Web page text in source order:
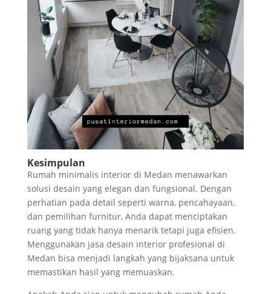
Kesimpulan
Rumah minimalis interior di Medan menawarkan
solusi desain yang elegan dan fungsional. Dengan
perhatian pada detail seperti warna, pencahayaan,
dan pemilihan furnitur, Anda dapat menciptakan
ruang yang tidak hanya menarik tetapi juga efisien.
Menggunakan jasa desain interior profesional di
Medan bisa menjadi langkah yang bijaksana untuk
memastikan hasil yang memuaskan.